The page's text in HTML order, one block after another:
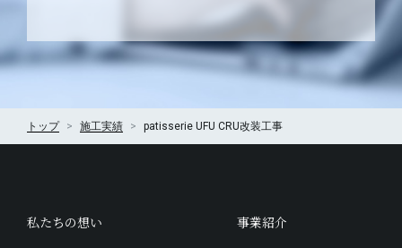
トップ 施工実績 patisserie UFU CRU改装工事
私たちの想い 事業紹介